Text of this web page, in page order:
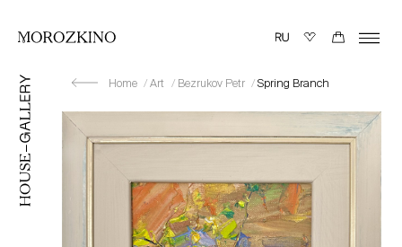
Home Art Bezrukov Petr Spring Branch